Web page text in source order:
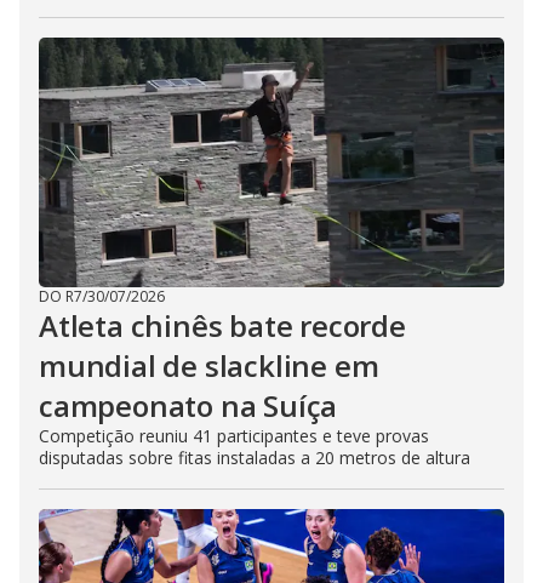
DO R7/30/07/2026
Atleta chinês bate recorde
mundial de slackline em
campeonato na Suíça
Competição reuniu 41 participantes e teve provas
disputadas sobre fitas instaladas a 20 metros de altura